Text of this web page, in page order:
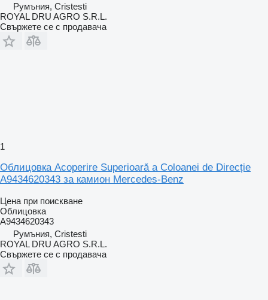
Румъния, Cristesti
ROYAL DRU AGRO S.R.L.
Свържете се с продавача
1
Облицовка Acoperire Superioară a Coloanei de Direcție
A9434620343 за камион Mercedes-Benz
Цена при поискване
Облицовка
A9434620343
Румъния, Cristesti
ROYAL DRU AGRO S.R.L.
Свържете се с продавача